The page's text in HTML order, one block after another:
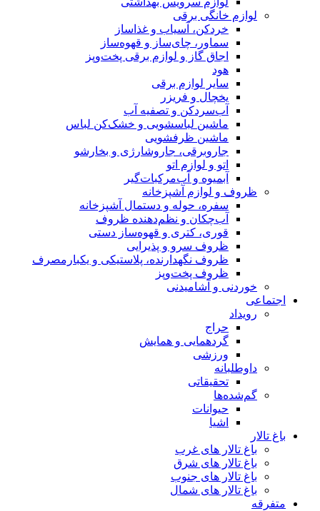
لوازم خانگی برقی
خردکن، آسیاب و غذاساز
سماور، چای‌ساز و قهوه‌ساز
اجاق گاز و لوازم برقی پخت‌وپز
هود
سایر لوازم برقی
یخچال و فریزر
آب‌سردکن و تصفیه آب
ماشین لباسشویی و خشک‌کن لباس
ماشین ظرفشویی
جاروبرقی، جاروشارژی و بخارشو
اتو و لوازم اتو
آبمیوه و آب‌مرکبات‌گیر
ظروف و لوازم آشپزخانه
سفره، حوله و دستمال آشپزخانه
آب‌چکان و نظم‌دهنده ظروف
قوری، کتری و قهوه‌ساز دستی
ظروف سرو و پذیرایی
ظروف نگهدارنده، پلاستیکی و یکبارمصرف
ظروف پخت‌وپز
خوردنی و آشامیدنی
اجتماعی
رویداد
حراج
گردهمایی و همایش
ورزشی
داوطلبانه
تحقیقاتی
گم‌شده‌ها
حیوانات
اشیا
باغ تالار
باغ تالار های غرب
باغ تالار های شرق
باغ تالار های جنوب
باغ تالار های شمال
متفرقه